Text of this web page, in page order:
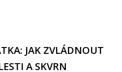
JAK ZVLÁDNOUT
A SKVRN